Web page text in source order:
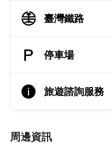
臺灣鐵路
停車場
旅遊諮詢服務
周邊資訊